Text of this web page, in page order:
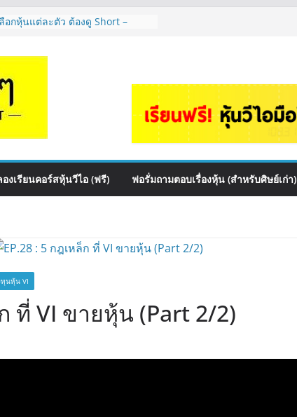
อกหุ้นแต่ละตัว ต้องดู Short –
นเหมาะถือเอาปันผล? | Hot Topic
อสภูเขาทอง Sauce เหมาะถือเป็น
ผลไหม? | Q&A กล้วยๆ EP.1166
บกลุ่ม Bank หุ้นไหนเหมาะถือเอา
ล” | EP.175
งเรียนคอร์สหุ้นวีไอ (ฟรี) ฟอรั่มถามตอบเรื่องหุ้น (สำหรับศิษย์เก่า)
ทุนหุ้น VI
ที่ VI ขายหุ้น (Part 2/2)